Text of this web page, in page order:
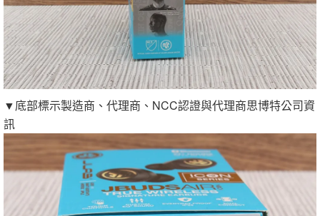
▼底部標示製造商、代理商、NCC認證與代理商思博特公司資
訊